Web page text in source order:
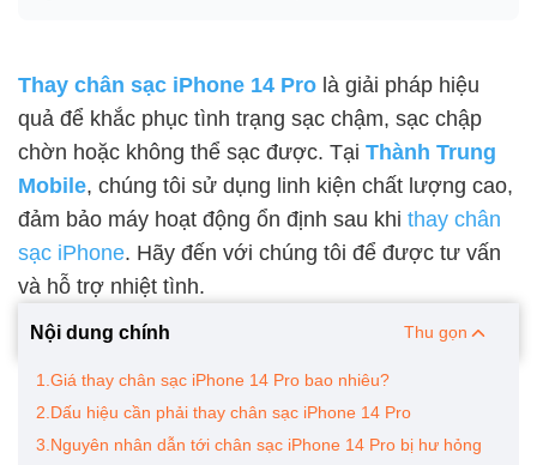
Thay chân sạc iPhone 14 Pro là giải pháp hiệu
quả để khắc phục tình trạng sạc chậm, sạc chập
chờn hoặc không thể sạc được. Tại Thành Trung
Mobile, chúng tôi sử dụng linh kiện chất lượng cao,
đảm bảo máy hoạt động ổn định sau khi thay chân
sạc iPhone. Hãy đến với chúng tôi để được tư vấn
và hỗ trợ nhiệt tình.
Nội dung chính Thu gọn
1.Giá thay chân sạc iPhone 14 Pro bao nhiêu?
2.Dấu hiệu cần phải thay chân sạc iPhone 14 Pro
3.Nguyên nhân dẫn tới chân sạc iPhone 14 Pro bị hư hỏng